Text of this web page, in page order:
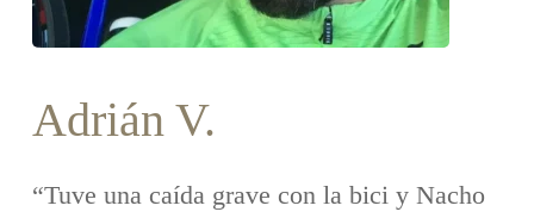
Adrián V.
“Tuve una caída grave con la bici y Nacho